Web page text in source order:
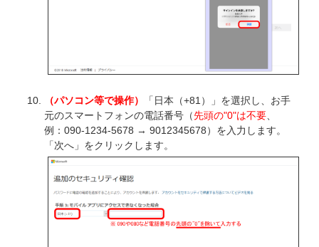
（パソコン等で操作）
「日本（+81）」を選択し、お手
元のスマートフォンの電話番号（先頭の"0"は不要
例：090-1234-5678 → 9012345678）を入力します。
「次へ」をクリックします。